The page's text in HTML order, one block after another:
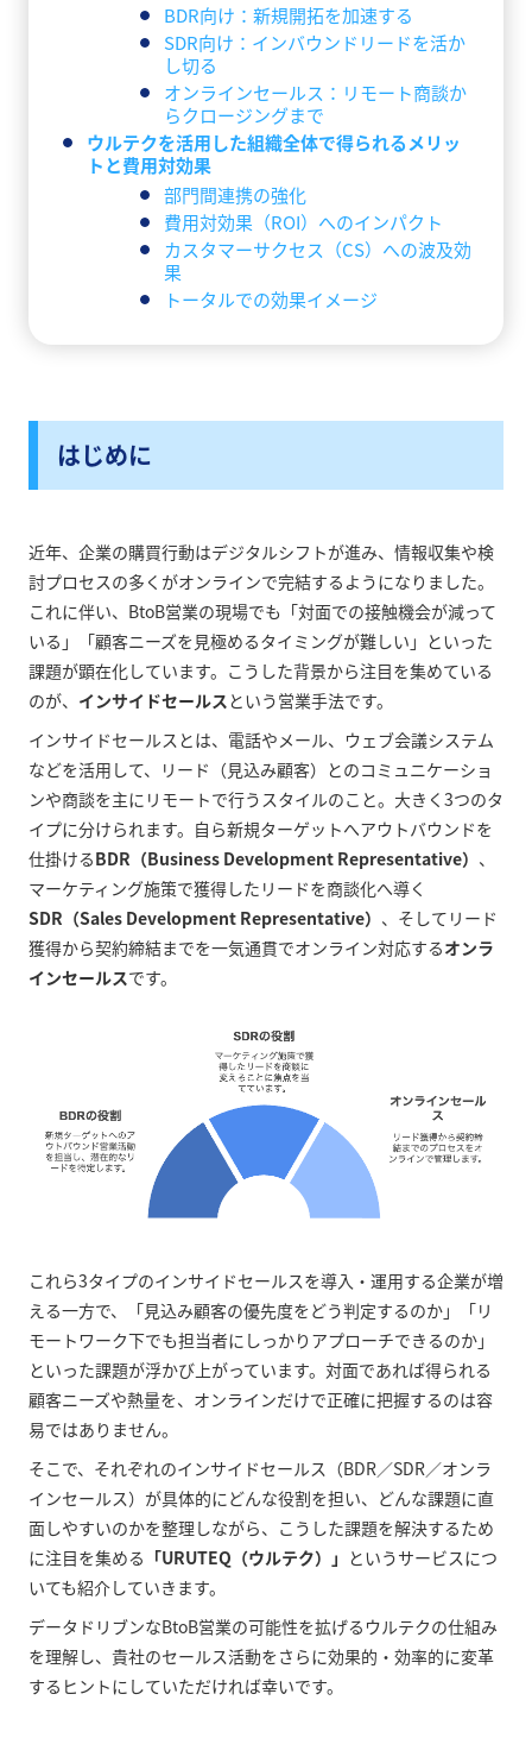
BDR向け：新規開拓を加速する
SDR向け：インバウンドリードを活か
し切る
オンラインセールス：リモート商談か
らクロージングまで
ウルテクを活用した組織全体で得られるメリッ
トと費用対効果
部門間連携の強化
費用対効果（ROI）へのインパクト
カスタマーサクセス（CS）への波及効
果
トータルでの効果イメージ
はじめに
近年、企業の購買行動はデジタルシフトが進み、情報収集や検
討プロセスの多くがオンラインで完結するようになりました。
これに伴い、BtoB営業の現場でも「対面での接触機会が減って
いる」「顧客ニーズを見極めるタイミングが難しい」といった
課題が顕在化しています。こうした背景から注目を集めている
のが、 インサイドセールス という営業手法です。
インサイドセールスとは、電話やメール、ウェブ会議システム
などを活用して、リード（見込み顧客）とのコミュニケーショ
ンや商談を主にリモートで行うスタイルのこと。大きく3つのタ
イプに分けられます。自ら新規ターゲットへアウトバウンドを
仕掛けるBDR（Business Development Representative） 、
マーケティング施策で獲得したリードを商談化へ導く
SDR（Sales Development Representative） 、そしてリード
獲得から契約締結までを一気通貫でオンライン対応するオンラ
インセールスです。
これら3タイプのインサイドセールスを導入・運用する企業が増
える一方で、「見込み顧客の優先度をどう判定するのか」「リ
モートワーク下でも担当者にしっかりアプローチできるのか」
といった課題が浮かび上がっています。対面であれば得られる
顧客ニーズや熱量を、オンラインだけで正確に把握するのは容
易ではありません。
そこで、それぞれのインサイドセールス（BDR／SDR／オンラ
インセールス）が具体的にどんな役割を担い、どんな課題に直
面しやすいのかを整理しながら、こうした課題を解決するため
に注目を集める 「URUTEQ（ウルテク）」 というサービスにつ
いても紹介していきます。
データドリブンなBtoB営業の可能性を拡げるウルテクの仕組み
を理解し、貴社のセールス活動をさらに効果的・効率的に変革
するヒントにしていただければ幸いです。